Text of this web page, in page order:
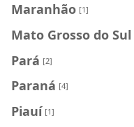
Maranhão [1]
Mato Grosso do Sul
Pará [2]
Paraná [4]
Piauí [1]